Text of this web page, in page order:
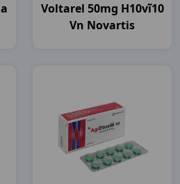
Voltarel 50mg H10vĩ10
Vn Novartis